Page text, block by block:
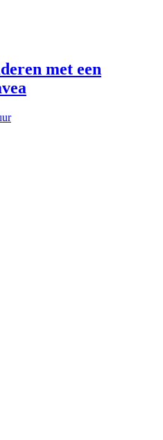
met een